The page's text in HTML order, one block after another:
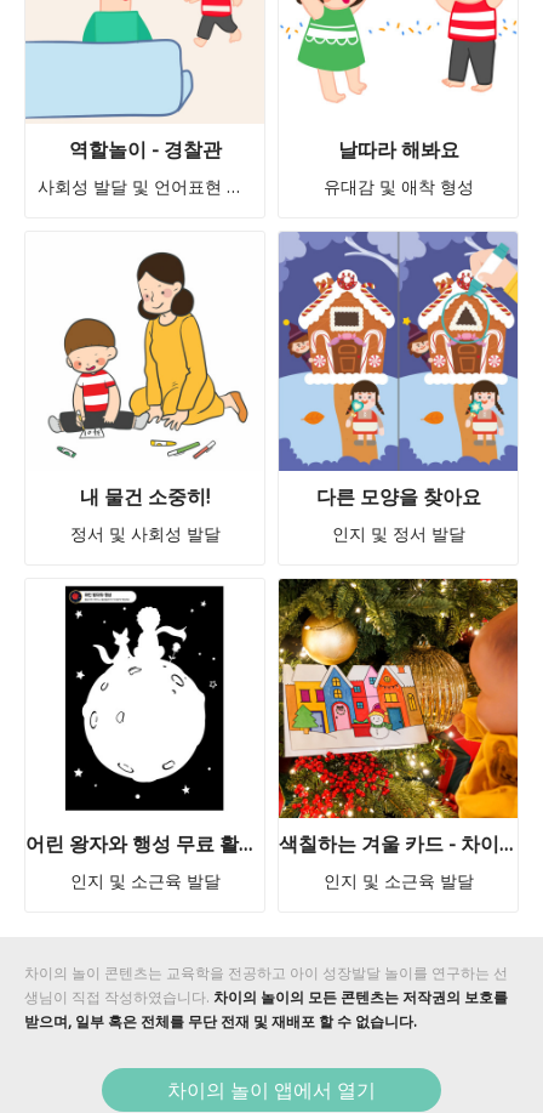
역할놀이 - 경찰관
사회성 발달 및 언어표현 어휘력 발달
날따라 해봐요
유대감 및 애착 형성
내 물건 소중히!
정서 및 사회성 발달
다른 모양을 찾아요
인지 및 정서 발달
어린 왕자와 행성 무료 활동지 ★즉시 다운로드 가능!
인지 및 소근육 발달
색칠하는 겨울 카드 - 차이의 무료 활동지
인지 및 소근육 발달
차이의 놀이 콘텐츠는 교육학을 전공하고 아이 성장발달 놀이를 연구하는 선
생님이 직접 작성하였습니다. 차이의 놀이의 모든 콘텐츠는 저작권의 보호를
받으며, 일부 혹은 전체를 무단 전재 및 재배포 할 수 없습니다.
차이의 놀이 앱에서 열기